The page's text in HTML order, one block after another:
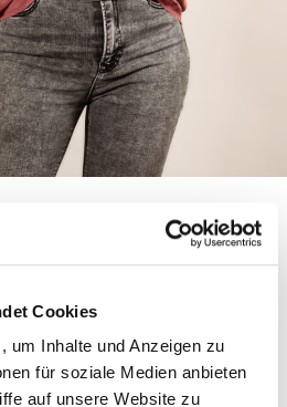
Cookies
um Inhalte und Anzeigen zu
für soziale Medien anbieten
auf unsere Website zu
Arbeits­kul­tur und
sind Sophies Leiden­